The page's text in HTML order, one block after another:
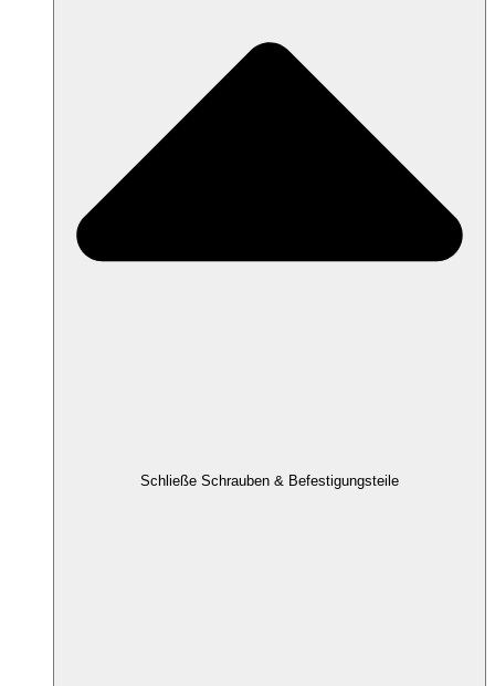
Schließe Schrauben & Befestigungsteile